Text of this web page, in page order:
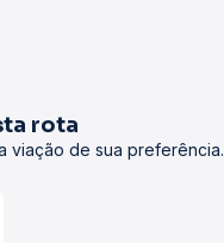
rota
viação de sua preferência.